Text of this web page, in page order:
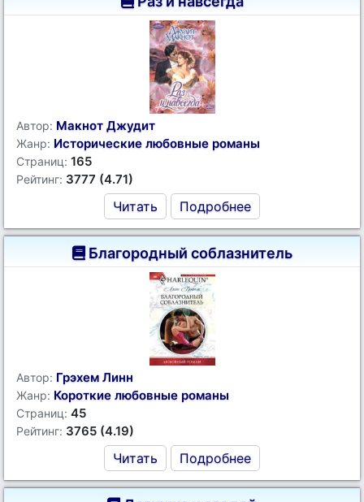
Автор: Макнот Джудит
Жанр: Исторические любовные романы
Страниц: 165
Рейтинг: 3777 (4.71)
Читать Подробнее
Благородный соблазнитель
Автор: Грэхем Линн
Жанр: Короткие любовные романы
Страниц: 45
Рейтинг: 3765 (4.19)
Читать Подробнее